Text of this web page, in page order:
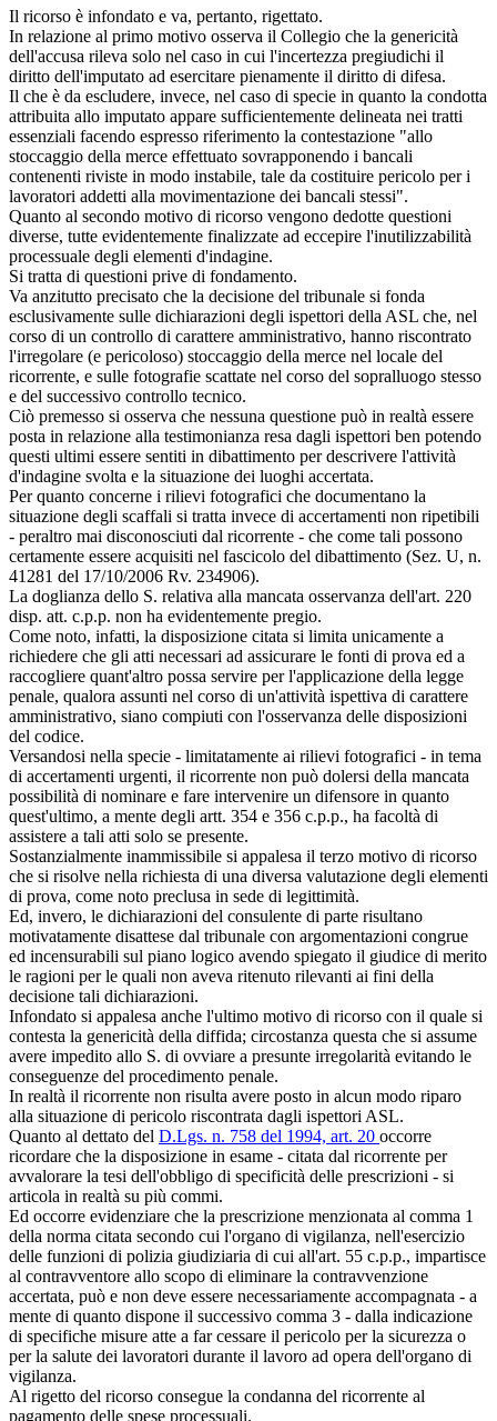
Il ricorso è infondato e va, pertanto, rigettato.
In relazione al primo motivo osserva il Collegio che la genericità
dell'accusa rileva solo nel caso in cui l'incertezza pregiudichi il
diritto dell'imputato ad esercitare pienamente il diritto di difesa.
Il che è da escludere, invece, nel caso di specie in quanto la condotta
attribuita allo imputato appare sufficientemente delineata nei tratti
essenziali facendo espresso riferimento la contestazione "allo
stoccaggio della merce effettuato sovrapponendo i bancali
contenenti riviste in modo instabile, tale da costituire pericolo per i
lavoratori addetti alla movimentazione dei bancali stessi".
Quanto al secondo motivo di ricorso vengono dedotte questioni
diverse, tutte evidentemente finalizzate ad eccepire l'inutilizzabilità
processuale degli elementi d'indagine.
Si tratta di questioni prive di fondamento.
Va anzitutto precisato che la decisione del tribunale si fonda
esclusivamente sulle dichiarazioni degli ispettori della ASL che, nel
corso di un controllo di carattere amministrativo, hanno riscontrato
l'irregolare (e pericoloso) stoccaggio della merce nel locale del
ricorrente, e sulle fotografie scattate nel corso del sopralluogo stesso
e del successivo controllo tecnico.
Ciò premesso si osserva che nessuna questione può in realtà essere
posta in relazione alla testimonianza resa dagli ispettori ben potendo
questi ultimi essere sentiti in dibattimento per descrivere l'attività
d'indagine svolta e la situazione dei luoghi accertata.
Per quanto concerne i rilievi fotografici che documentano la
situazione degli scaffali si tratta invece di accertamenti non ripetibili
- peraltro mai disconosciuti dal ricorrente - che come tali possono
certamente essere acquisiti nel fascicolo del dibattimento (Sez. U, n.
41281 del 17/10/2006 Rv. 234906).
La doglianza dello S. relativa alla mancata osservanza dell'art. 220
disp. att. c.p.p. non ha evidentemente pregio.
Come noto, infatti, la disposizione citata si limita unicamente a
richiedere che gli atti necessari ad assicurare le fonti di prova ed a
raccogliere quant'altro possa servire per l'applicazione della legge
penale, qualora assunti nel corso di un'attività ispettiva di carattere
amministrativo, siano compiuti con l'osservanza delle disposizioni
del codice.
Versandosi nella specie - limitatamente ai rilievi fotografici - in tema
di accertamenti urgenti, il ricorrente non può dolersi della mancata
possibilità di nominare e fare intervenire un difensore in quanto
quest'ultimo, a mente degli artt. 354 e 356 c.p.p., ha facoltà di
assistere a tali atti solo se presente.
Sostanzialmente inammissibile si appalesa il terzo motivo di ricorso
che si risolve nella richiesta di una diversa valutazione degli elementi
di prova, come noto preclusa in sede di legittimità.
Ed, invero, le dichiarazioni del consulente di parte risultano
motivatamente disattese dal tribunale con argomentazioni congrue
ed incensurabili sul piano logico avendo spiegato il giudice di merito
le ragioni per le quali non aveva ritenuto rilevanti ai fini della
decisione tali dichiarazioni.
Infondato si appalesa anche l'ultimo motivo di ricorso con il quale si
contesta la genericità della diffida; circostanza questa che si assume
avere impedito allo S. di ovviare a presunte irregolarità evitando le
conseguenze del procedimento penale.
In realtà il ricorrente non risulta avere posto in alcun modo riparo
alla situazione di pericolo riscontrata dagli ispettori ASL.
Quanto al dettato del D.Lgs. n. 758 del 1994, art. 20 occorre
ricordare che la disposizione in esame - citata dal ricorrente per
avvalorare la tesi dell'obbligo di specificità delle prescrizioni - si
articola in realtà su più commi.
Ed occorre evidenziare che la prescrizione menzionata al comma 1
della norma citata secondo cui l'organo di vigilanza, nell'esercizio
delle funzioni di polizia giudiziaria di cui all'art. 55 c.p.p., impartisce
al contravventore allo scopo di eliminare la contravvenzione
accertata, può e non deve essere necessariamente accompagnata - a
mente di quanto dispone il successivo comma 3 - dalla indicazione
di specifiche misure atte a far cessare il pericolo per la sicurezza o
per la salute dei lavoratori durante il lavoro ad opera dell'organo di
vigilanza.
Al rigetto del ricorso consegue la condanna del ricorrente al
pagamento delle spese processuali.